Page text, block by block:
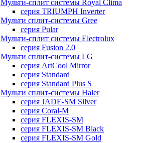
Мульти-сплит системы Royal Clima
серия TRIUMPH Inverter
Мульти сплит-системы Gree
серия Pular
Мульти-сплит системы Electrolux
серия Fusion 2.0
Мульти сплит-системы LG
серия ArtCool Mirror
серия Standard
серия Standard Plus S
Мульти сплит-системы Haier
серия JADE-SM Silver
серия Coral-M
серия FLEXIS-SM
серия FLEXIS-SM Black
серия FLEXIS-SM Gold